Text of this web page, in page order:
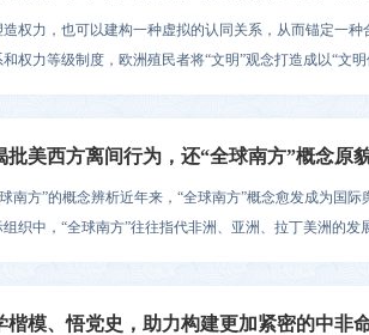
权力，也可以建构一种虚拟的认同关系，从而锚定一
权力等级制度，欧洲殖民者将“文明”观念打造成以“文
批美西方离间行为，还“全球南方”概念原
南方”的概念辨析近年来，“全球南方”概念愈发成为国
织中，“全球南方”往往指代非洲、亚洲、拉丁美洲的发
楷模、悟党史，助力构建更加紧密的中非